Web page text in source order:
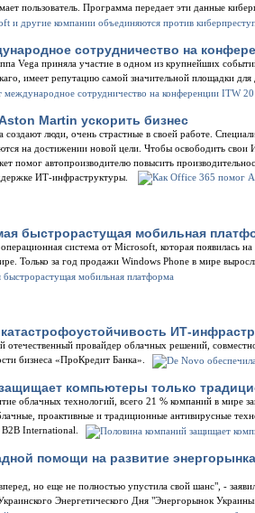
пользователь. Программа передает эти данные
сотрудничество на
Vega приняла участие в одном из крупнейших
имеет репутацию самой значительной площадки
Martin ускорить бизнес
люди, очень страстные в своей работе.
на достижении новой цели. Чтобы освободить
помог автопроизводителю повысить
ИТ-инфраструктуры.
быстрорастущая мобильная
система от Microsoft, которая появилась
Только за год продажи Windows Phone в мире
ИТ-
провайдер облачных решений,
бизнеса «ПроКредит Банка».
компьютеры только
облачных технологий, всего 21 % компаний в
проактивные и традиционные антивирусные
B2B International.
помощи на развитие
но еще не полностью упустила свой шанс", -
Энергетического Дня "Энергорынок